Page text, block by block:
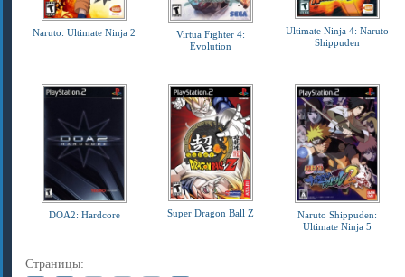
Naruto: Ultimate Ninja 2
Virtua Fighter 4:
Evolution
Ultimate Ninja 4: Naruto
Shippuden
DOA2: Hardcore Super Dragon Ball Z
Naruto Shippuden:
Ultimate Ninja 5
Страницы: